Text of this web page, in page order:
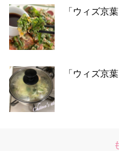
「ウィズ京
「ウィズ京